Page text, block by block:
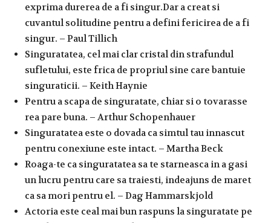
exprima durerea de a fi singur.Dar a creat si
cuvantul solitudine pentru a defini fericirea de a fi
singur. – Paul Tillich
Singuratatea, cel mai clar cristal din strafundul
sufletului, este frica de propriul sine care bantuie
singuraticii. – Keith Haynie
Pentru a scapa de singuratate, chiar si o tovarasse
rea pare buna. – Arthur Schopenhauer
Singuratatea este o dovada ca simtul tau innascut
pentru conexiune este intact. – Martha Beck
Roaga-te ca singuratatea sa te starneasca in a gasi
un lucru pentru care sa traiesti, indeajuns de maret
ca sa mori pentru el. – Dag Hammarskjold
Actoria este ceal mai bun raspuns la singuratate pe